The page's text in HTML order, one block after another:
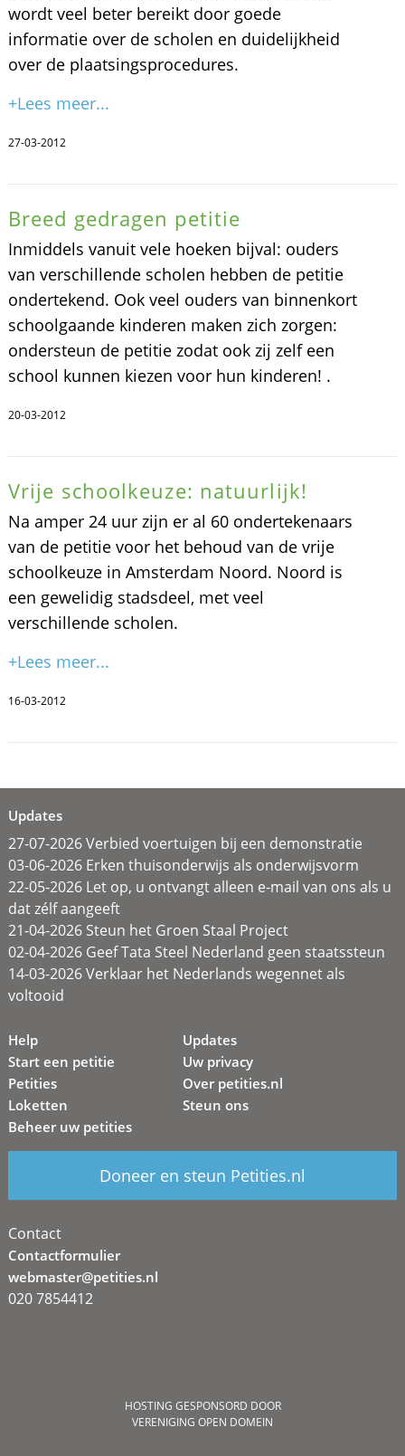
wordt veel beter bereikt door goede
informatie over de scholen en duidelijkheid
over de plaatsingsprocedures.
+Lees meer...
27-03-2012
Breed gedragen petitie
Inmiddels vanuit vele hoeken bijval: ouders
van verschillende scholen hebben de petitie
ondertekend. Ook veel ouders van binnenkort
schoolgaande kinderen maken zich zorgen:
ondersteun de petitie zodat ook zij zelf een
school kunnen kiezen voor hun kinderen! .
20-03-2012
Vrije schoolkeuze: natuurlijk!
Na amper 24 uur zijn er al 60 ondertekenaars
van de petitie voor het behoud van de vrije
schoolkeuze in Amsterdam Noord. Noord is
een gewelidig stadsdeel, met veel
verschillende scholen.
+Lees meer...
16-03-2012
Updates
27-07-2026 Verbied voertuigen bij een demonstratie
03-06-2026 Erken thuisonderwijs als onderwijsvorm
22-05-2026 Let op, u ontvangt alleen e-mail van ons als u
dat zélf aangeeft
21-04-2026 Steun het Groen Staal Project
02-04-2026 Geef Tata Steel Nederland geen staatssteun
14-03-2026 Verklaar het Nederlands wegennet als
voltooid
Help
Start een petitie
Petities
Loketten
Beheer uw petities
Updates
Uw privacy
Over petities.nl
Steun ons
Doneer en steun Petities.nl
Contact
Contactformulier
webmaster@petities.nl
020 7854412
HOSTING GESPONSORD DOOR
VERENIGING OPEN DOMEIN